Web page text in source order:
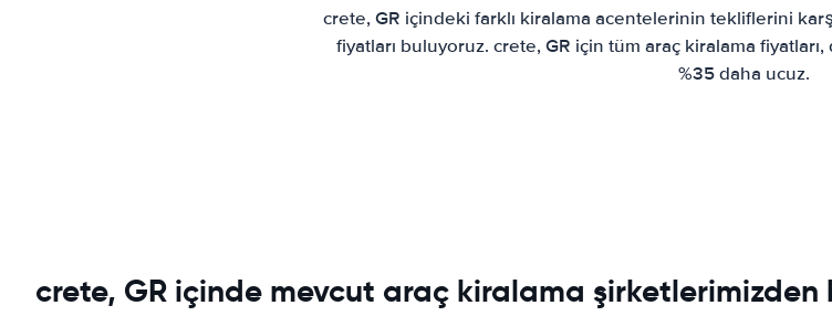
crete, GR içindeki farklı kiralama acentelerinin tekliflerini
fiyatları buluyoruz. crete, GR için tüm araç kiralama
%35 daha ucuz.
crete, GR içinde mevcut araç kiralama şirketlerimizden